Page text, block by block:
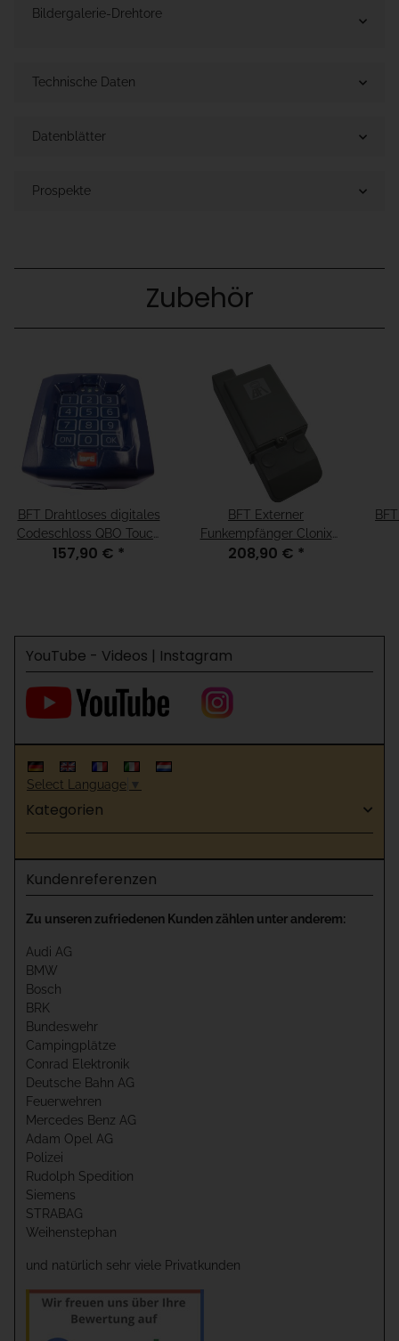
Bildergalerie-Drehtore
Technische Daten
Datenblätter
Prospekte
Zubehör
BFT Drahtloses digitales
Codeschloss QBO Touch
10 Kanal 433 MHz
157,90 € *
BFT Externer
Funkempfänger Clonix
2E 2 Kanal 433 MHz
208,90 € *
YouTube - Videos | Instagram
Select Language ▼
Kategorien
Kundenreferenzen
Zu unseren zufriedenen Kunden zählen unter anderem:
Audi AG
BMW
Bosch
BRK
Bundeswehr
Campingplätze
Conrad Elektronik
Deutsche Bahn AG
Feuerwehren
Mercedes Benz AG
Adam Opel AG
Polizei
Rudolph Spedition
Siemens
STRABAG
Weihenstephan
und natürlich sehr viele Privatkunden